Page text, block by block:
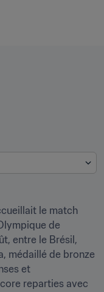
le match
de
entre le Brésil,
médaillé de bronze
et
reparties avec